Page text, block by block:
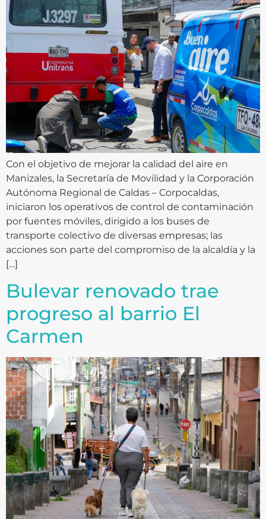
Con el objetivo de mejorar la calidad del aire en
Manizales, la Secretaría de Movilidad y la Corporación
Autónoma Regional de Caldas – Corpocaldas,
iniciaron los operativos de control de contaminación
por fuentes móviles, dirigido a los buses de
transporte colectivo de diversas empresas; las
acciones son parte del compromiso de la alcaldía y la
[…]
Bulevar renovado trae
progreso al barrio El
Carmen